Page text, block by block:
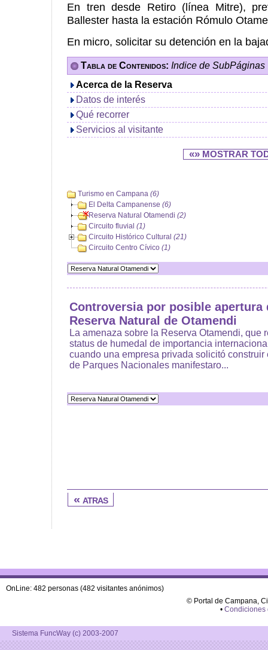
En tren desde Retiro (línea Mitre),
Ballester hasta la estación Rómulo
En micro, solicitar su detención en la
Tabla de Contenidos: Indice de SubPáginas
Acerca de la Reserva
Datos de interés
Qué recorrer
Servicios al visitante
«» MOSTRAR
Turismo en Campana (6)
El Delta Campanense (6)
Reserva Natural Otamendi (2)
Circuito fluvial (1)
Circuito Histórico Cultural (21)
Circuito Centro Cívico (1)
Controversia por posible apertura
Reserva Natural de Otamendi
La amenaza sobre la Reserva Otamendi, que
status de humedal de importancia
cuando una empresa privada solicitó
de Parques Nacionales manifestaro...
« atras
OnLine: 482 personas (482 visitantes anónimos)
© Portal de Campana,
• Condiciones
Sistema FuncWay (c) 2003-2007